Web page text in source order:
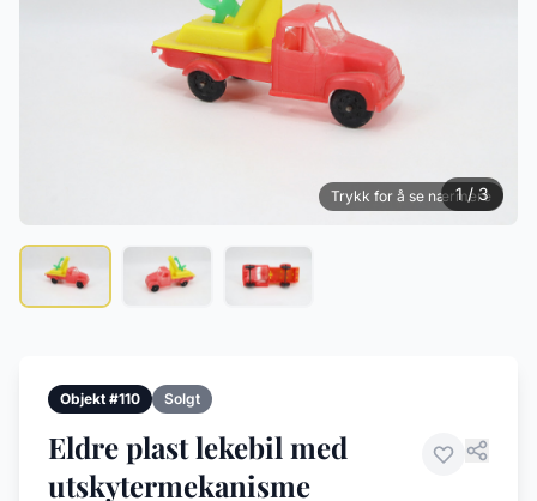
Trykk for å se nærmere
1 / 3
Objekt #110 Solgt
Eldre plast lekebil med
utskytermekanisme